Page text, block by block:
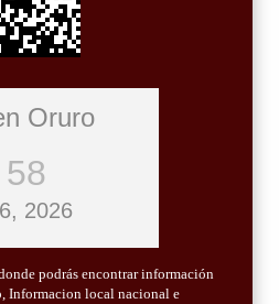
Oruro
00
2026
podrás encontrar información
Informacion local nacional e